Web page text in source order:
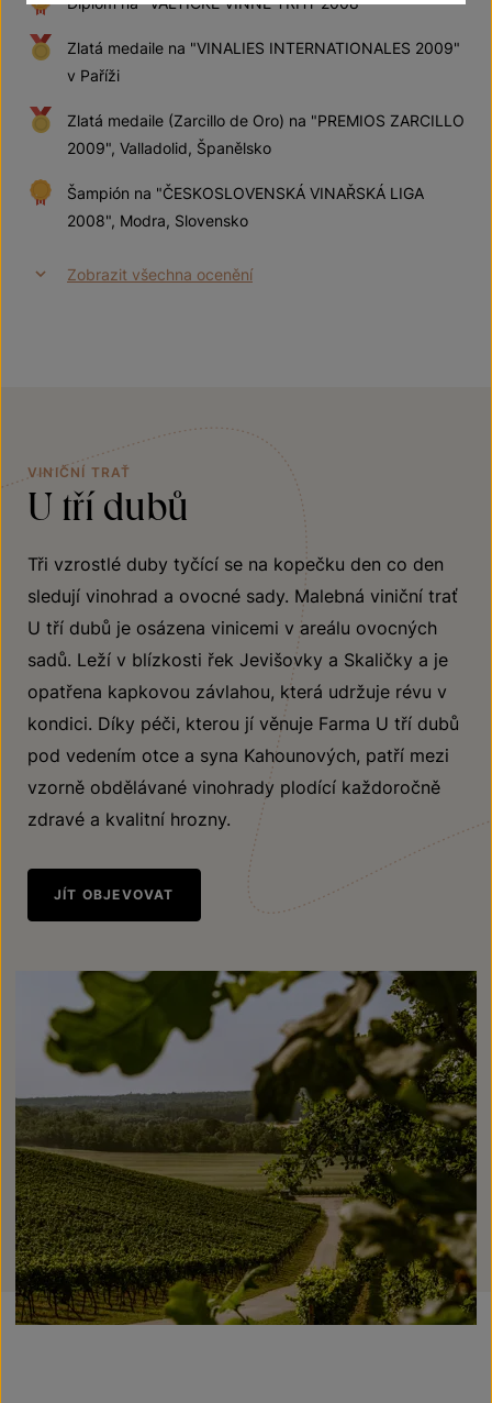
Zlatá medaile na "VINALIES INTERNATIONALES 2009"
v Paříži
Zlatá medaile (Zarcillo de Oro) na "PREMIOS ZARCILLO
2009", Valladolid, Španělsko
Šampión na "ČESKOSLOVENSKÁ VINAŘSKÁ LIGA
2008", Modra, Slovensko
Zobrazit všechna ocenění
VINIČNÍ TRAŤ
U tří dubů
Tři vzrostlé duby tyčící se na kopečku den co den
sledují vinohrad a ovocné sady. Malebná viniční trať
U tří dubů je osázena vinicemi v areálu ovocných
sadů. Leží v blízkosti řek Jevišovky a Skaličky a je
opatřena kapkovou závlahou, která udržuje révu v
kondici. Díky péči, kterou jí věnuje Farma U tří dubů
pod vedením otce a syna Kahounových, patří mezi
vzorně obdělávané vinohrady plodící každoročně
zdravé a kvalitní hrozny.
JÍT OBJEVOVAT